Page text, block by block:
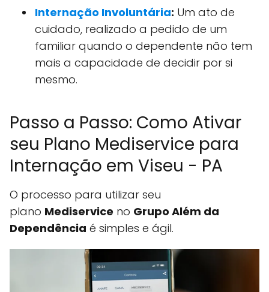
Internação Involuntária: Um ato de
cuidado, realizado a pedido de um
familiar quando o dependente não tem
mais a capacidade de decidir por si
mesmo.
Passo a Passo: Como Ativar
seu Plano Mediservice para
Internação em Viseu - PA
O processo para utilizar seu
plano Mediservice no Grupo Além da
Dependência é simples e ágil.